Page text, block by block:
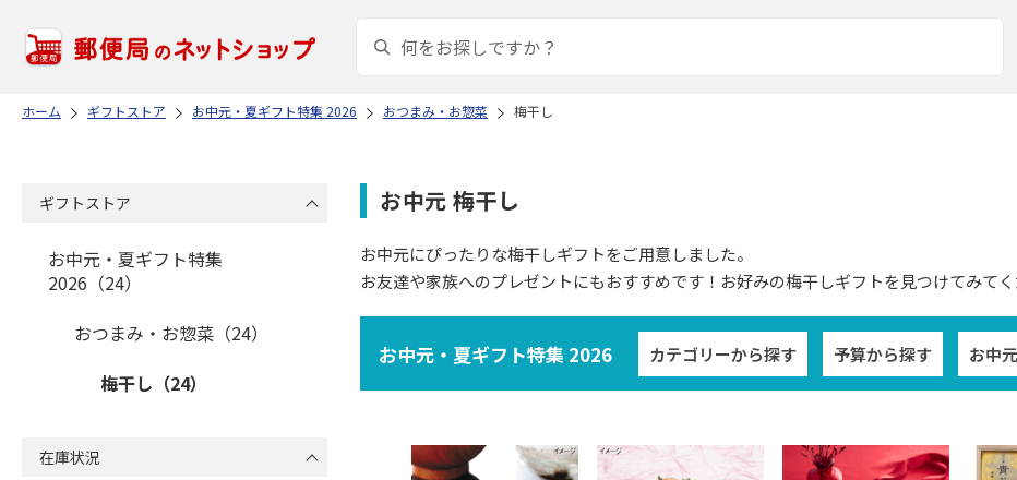
ホーム ギフトストア お中元・夏ギフト特集 2026 おつまみ・お惣菜 梅干し
お中元 梅干し
お中元にぴったりな梅干しギフトをご用意しました。
お友達や家族へのプレゼントにもおすすめです！お好みの梅干しギフトを見つけてみてく
お中元・夏ギフト特集 2026 カテゴリーから探す 予算から探す お中
ギフトストア
お中元・夏ギフト特集
2026（24）
おつまみ・お惣菜（24）
梅干し（24）
在庫状況